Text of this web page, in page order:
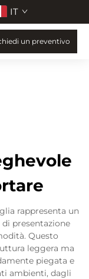
IT
un preventivo
rappresenta un
presentazione
Questo
leggera ma
piegata e
ambienti, dagli